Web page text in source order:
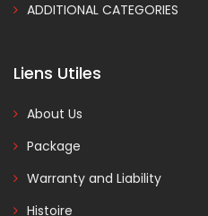
ADDITIONAL CATEGORIES
Liens Utiles
About Us
Package
Warranty and Liability
Histoire